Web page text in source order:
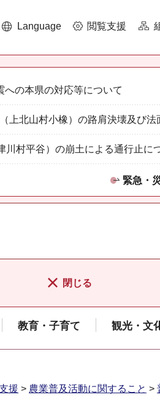
Language 閲覧支援
への本県の対応等について
上北山村小橡）の路肩決壊及び
川村平谷）の崩土による通行止に
緊急・
閉じる
教育・子育て 観光・文
援 > 農業普及活動に関すること >